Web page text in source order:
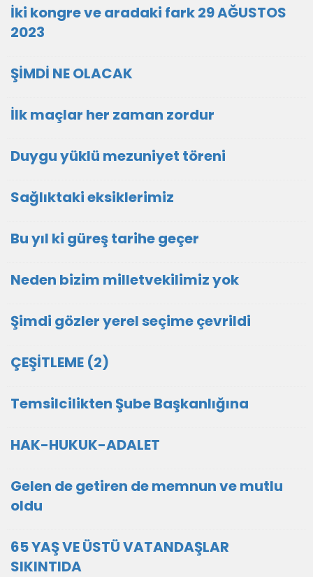
İki kongre ve aradaki fark 29 AĞUSTOS
2023
ŞİMDİ NE OLACAK
İlk maçlar her zaman zordur
Duygu yüklü mezuniyet töreni
Sağlıktaki eksiklerimiz
Bu yıl ki güreş tarihe geçer
Neden bizim milletvekilimiz yok
Şimdi gözler yerel seçime çevrildi
ÇEŞİTLEME (2)
Temsilcilikten Şube Başkanlığına
HAK-HUKUK-ADALET
Gelen de getiren de memnun ve mutlu
oldu
65 YAŞ VE ÜSTÜ VATANDAŞLAR
SIKINTIDA